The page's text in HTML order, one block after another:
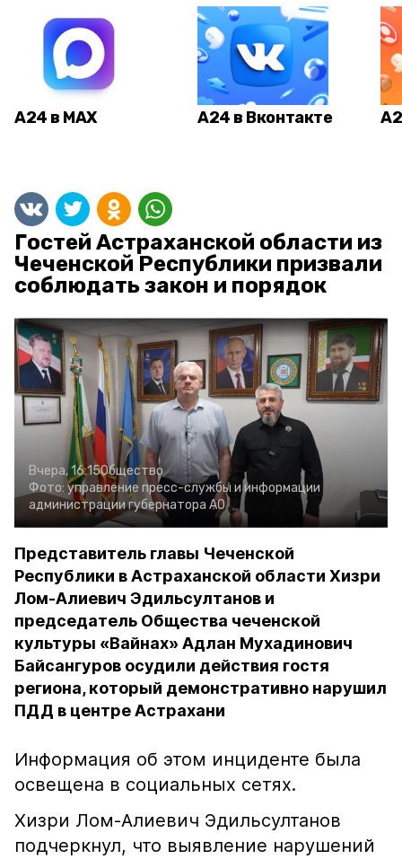
А24 в MAX А24 в Вконтакте
Гостей Астраханской области из
Чеченской Республики призвали
соблюдать закон и порядок
Вчера, 16:15Общество
Фото: управление пресс-службы и информации
администрации губернатора АО
Представитель главы Чеченской
Республики в Астраханской области Хизри
Лом-Алиевич Эдильсултанов и
председатель Общества чеченской
культуры «Вайнах» Адлан Мухадинович
Байсангуров осудили действия гостя
региона, который демонстративно нарушил
ПДД в центре Астрахани
Информация об этом инциденте была
освещена в социальных сетях.
Хизри Лом-Алиевич Эдильсултанов
подчеркнул, что выявление нарушений